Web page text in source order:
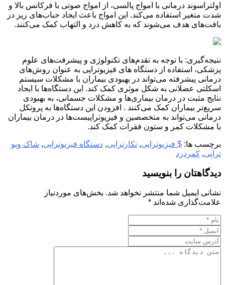
اولتراسوند درمانی با امواج پالسی، از امواج صوتی با فرکانس بالا و
شدت متغیر استفاده می‌کند. این امواج باعث ایجاد حباب‌های ریز در
بافت‌های هدف می‌شوند که به کاهش درد و التهاب کمک می‌کنند.
نتیجه‌گیری: با توجه به تقدم‌های تکنولوژی و پیشرفت‌های علوم
پزشکی، استفاده از دستگاه های فیزیوتراپی به عنوان روش‌های
درمانی پیشرفته می‌تواند در بهبودی بیماران با مشکلات سیستم
اسکلتی عضلانی به شکل موثری کمک کند. این دستگاه‌ها با ایجاد
نتایج مثبت در درمان بیماری‌ها و مشکلات جسمانی، به بهبودی
سریع‌تر بیماران کمک می‌کنند . افزودن این دستگاه‌ها به پروتکل
درمانی می‌تواند به متخصصین و فیزیوتراپیست‌ها در درمان بیماران
با مشکلات کمر و ستون فقرات کمک کند.
برچسب ها: $ فیزیوتراپی, تکارتراپی, دستگاه فیزیوتراپی, شاک ویو
تراپی, کمردرد
دیدگاهتان را بنویسید
نشانی ایمیل شما منتشر نخواهد شد. بخش‌های موردنیاز
علامت‌گذاری شده‌اند *